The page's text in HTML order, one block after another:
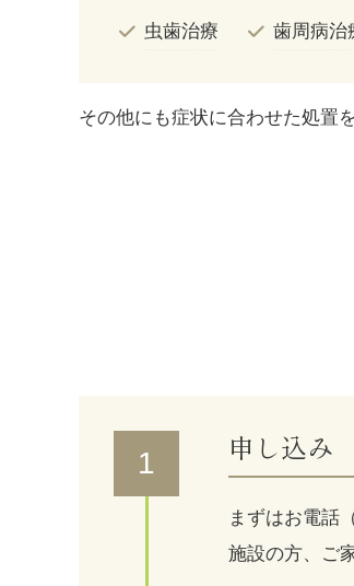
虫歯治療 歯周病治
その他にも症状に合わせた処置
1 申し込み
まずはお電話
施設の方、ご